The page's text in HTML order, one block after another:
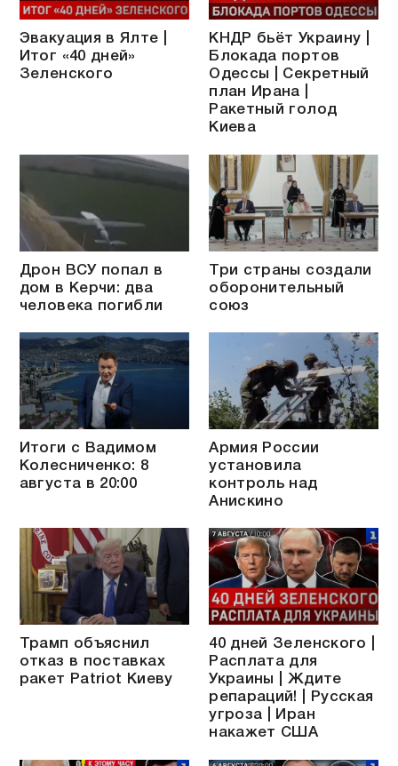
Эвакуация в Ялте |
Итог «40 дней»
Зеленского
КНДР бьёт Украину |
Блокада портов
Одессы | Секретный
план Ирана |
Ракетный голод
Киева
Дрон ВСУ попал в
дом в Керчи: два
человека погибли
Три страны создали
оборонительный
союз
Итоги с Вадимом
Колесниченко: 8
августа в 20:00
Армия России
установила
контроль над
Анискино
Трамп объяснил
отказ в поставках
ракет Patriot Киеву
40 дней Зеленского |
Расплата для
Украины | Ждите
репараций! | Русская
угроза | Иран
накажет США